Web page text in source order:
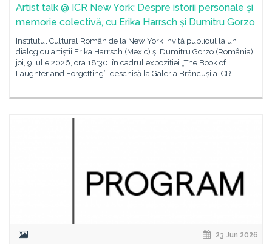
Artist talk @ ICR New York: Despre istorii personale și
memorie colectivă, cu Erika Harrsch și Dumitru Gorzo
Institutul Cultural Român de la New York invită publicul la un
dialog cu artiștii Erika Harrsch (Mexic) și Dumitru Gorzo (România)
joi, 9 iulie 2026, ora 18:30, în cadrul expoziției „The Book of
Laughter and Forgetting“, deschisă la Galeria Brâncuși a ICR
23 Jun 2026